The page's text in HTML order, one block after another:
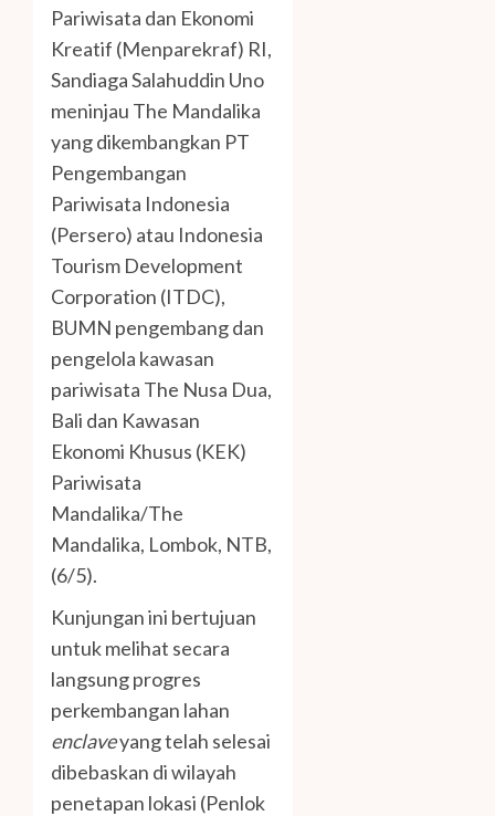
Pariwisata dan Ekonomi
Kreatif (Menparekraf) RI,
Sandiaga Salahuddin Uno
meninjau The Mandalika
yang dikembangkan PT
Pengembangan
Pariwisata Indonesia
(Persero) atau Indonesia
Tourism Development
Corporation (ITDC),
BUMN pengembang dan
pengelola kawasan
pariwisata The Nusa Dua,
Bali dan Kawasan
Ekonomi Khusus (KEK)
Pariwisata
Mandalika/The
Mandalika, Lombok, NTB,
(6/5).
Kunjungan ini bertujuan
untuk melihat secara
langsung progres
perkembangan lahan
enclaveyang telah selesai
dibebaskan di wilayah
penetapan lokasi (Penlok